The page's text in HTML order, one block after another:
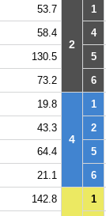
53.7
2
1
58.4
4
130.5
5
73.2 6
19.8
4
1
43.3
2
64.4
5
21.1 6
142.8
1